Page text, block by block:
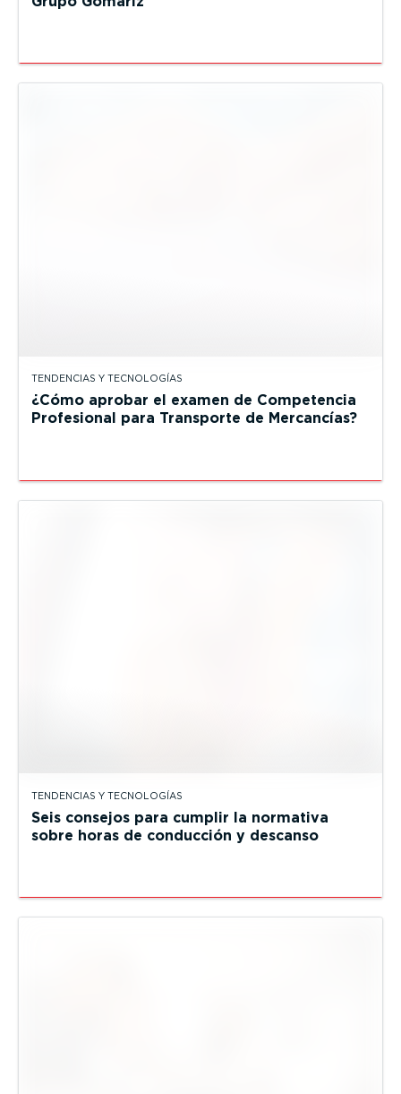
TENDENCIAS Y TECNOLOGÍAS
¿Cómo aprobar el examen de Competencia
Profesional para Transporte de Mercancías?
TENDENCIAS Y TECNOLOGÍAS
Seis consejos para cumplir la normativa
sobre horas de conducción y descanso